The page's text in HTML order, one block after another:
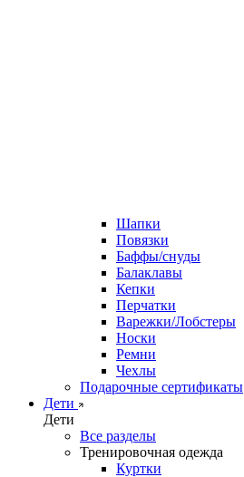
Шапки
Повязки
Баффы/снуды
Балаклавы
Кепки
Перчатки
Варежки/Лобстеры
Носки
Ремни
Чехлы
Подарочные сертификаты
Дети
Дети
Все разделы
Тренировочная одежда
Куртки